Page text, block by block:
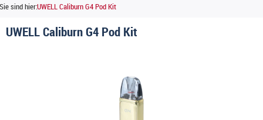
Sie sind hier:UWELL Caliburn G4 Pod Kit
UWELL Caliburn G4 Pod Kit